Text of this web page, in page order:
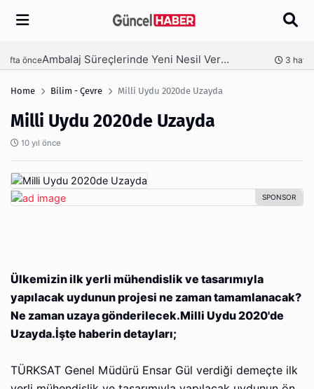
Arama
Ambalaj Süreçlerinde Yeni Nesil Verimliliği Olimpack ile Yakalayın 3 hafta önce
Home Bilim - Çevre Milli Uydu 2020de Uzayda
Milli Uydu 2020de Uzayda
10 yıl önce
Ülkemizin ilk yerli mühendislik ve tasarımıyla
yapılacak uydunun projesi ne zaman tamamlanacak?
Ne zaman uzaya gönderilecek.Milli Uydu 2020'de
Uzayda.İşte haberin detayları;
TÜRKSAT Genel Müdürü Ensar Gül verdiği demeçte ilk